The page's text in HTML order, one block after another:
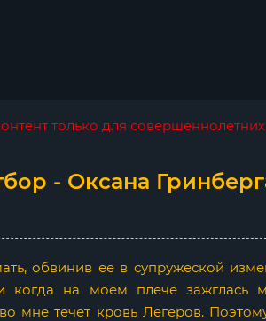
только для совершеннолетних
- Оксана
обвинив ее в супружеской
на моем плече зажглась
мне течет кровь Легеров.